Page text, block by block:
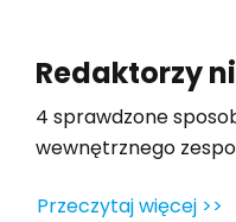
Redaktorzy
4 sprawdzone
wewnętrznego
Przeczytaj więcej >>